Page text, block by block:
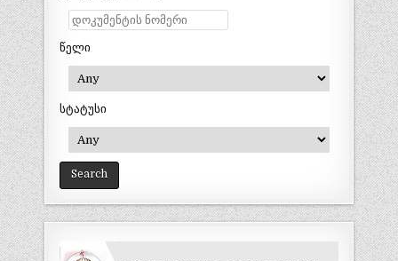
წელი
სტატუსი